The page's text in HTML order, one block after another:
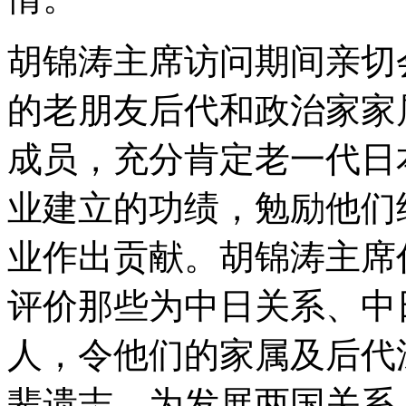
胡锦涛主席访问期间亲
的老朋友后代和政治家
成员，充分肯定老一代
业建立的功绩，勉励他
业作出贡献。胡锦涛主
评价那些为中日关系、
人，令他们的家属及后